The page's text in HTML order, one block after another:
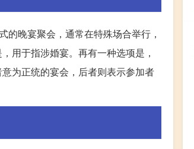
的晚宴聚会，通常在特殊场合举行，
用于指涉婚宴。再有一种选项是，
为正统的宴会，后者则表示参加者